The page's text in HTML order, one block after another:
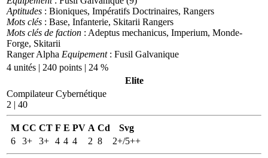
Aptitudes : Bioniques, Impératifs Doctrinaires, Rangers
Mots clés : Base, Infanterie, Skitarii Rangers
Mots clés de faction : Adeptus mechanicus, Imperium, Monde-
Forge, Skitarii
Ranger Alpha Equipement: Fusil Galvanique
4 unités | 240 points | 24 %
Elite
Compilateur Cybernétique
2 | 40
M CC CT F E PV A Cd
Svg
6
3+ 3+ 4 4 4 2 8 2+/5++